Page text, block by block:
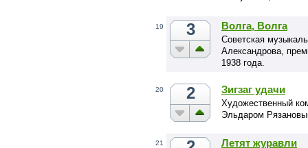
19 3 Волга, Волга
Cоветская
Александрова,
1938 года.
20 2 Зигзаг удачи
Художественный
Эльдаром
21 Летят журавли